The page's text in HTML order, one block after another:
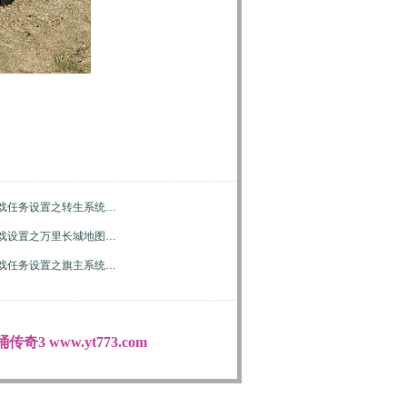
任务设置之转生系统…
设置之万里长城地图…
任务设置之旗主系统…
传奇3 www.yt773.com